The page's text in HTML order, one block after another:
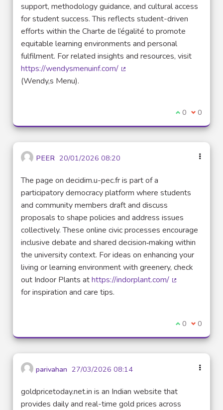
support, methodology guidance, and cultural access
for student success. This reflects student-driven
efforts within the Charte de l’égalité to promote
equitable learning environments and personal
fulfilment. For related insights and resources, visit
https://wendysmenuinf.com/
(Wendy,s Menu).
I agree with
0 I 0
PEER 20/01/2026 08:20
The page on decidim.u-pec.fr is part of a
participatory democracy platform where students
and community members draft and discuss
proposals to shape policies and address issues
collectively. These online civic processes encourage
inclusive debate and shared decision‑making within
the university context. For ideas on enhancing your
living or learning environment with greenery, check
out Indoor Plants athttps://indorplant.com/
for inspiration and care tips.
I agree with
0 I 0
parivahan 27/03/2026 08:14
goldpricetoday.net.in is an Indian website that
provides daily and real-time gold prices across